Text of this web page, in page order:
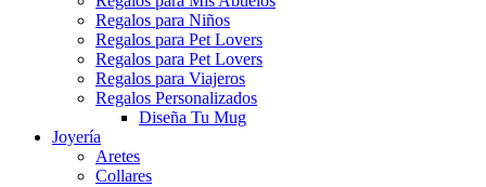
Regalos para Niños
Regalos para Pet Lovers
Regalos para Pet Lovers
Regalos para Viajeros
Regalos Personalizados
Diseña Tu Mug
Joyería
Aretes
Collares